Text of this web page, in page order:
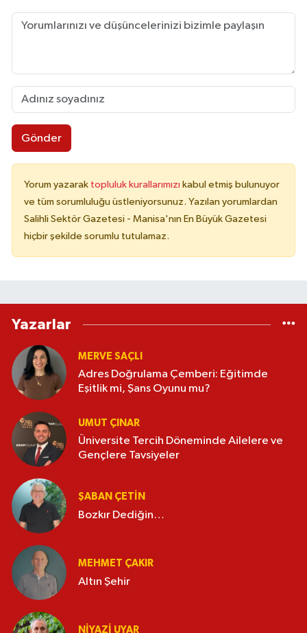
Gönder
Yorum yazarak topluluk kurallarımızı kabul etmiş bulunuyor
ve tüm sorumluluğu üstleniyorsunuz. Yazılan yorumlardan
Salihli Sektör Gazetesi - Manisa'nın En Büyük Gazetesi
hiçbir şekilde sorumlu tutulamaz.
Yazarlar
MERVE SAÇLI
Adres Doğrulama Çemberi: Eğitimde
Eşitlik mi, Şans Oyunu mu?
UMUT ÇINAR
Üniversite Tercih Döneminde Ailelere ve
Gençlere Tavsiyeler
ŞABAN ÇETIN
Bozkır Dediğin…
MEHMET ÇAKIR
Altın Şehir
NIYAZI UYAR